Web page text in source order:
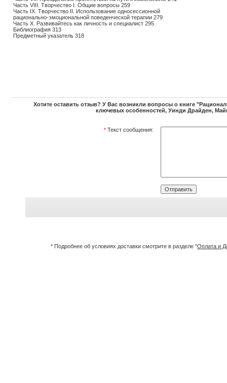
Часть VIII. Творчество I. Общие вопросы 259
Часть IX. Творчество II. Использование односессионной
рационально-эмоциональной поведенческой терапии 279
Часть X. Развивайтесь как личность и специалист 295
Библиография 313
Предметный указатель 318
Хотите оставить отзыв? У Вас возникли вопросы о книге
ключевых особенностей, Уинди Драйден,
* Текст сообщения:
* Подробнее об условиях доставки смотрите в разделе "Оплата и